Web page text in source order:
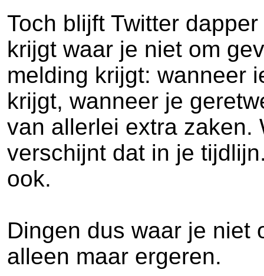
Toch blijft Twitter
krijgt waar je niet om
melding krijgt: wanneer
krijgt, wanneer je
van allerlei extra
verschijnt dat in je
ook.
Dingen dus waar je niet
alleen maar ergeren.